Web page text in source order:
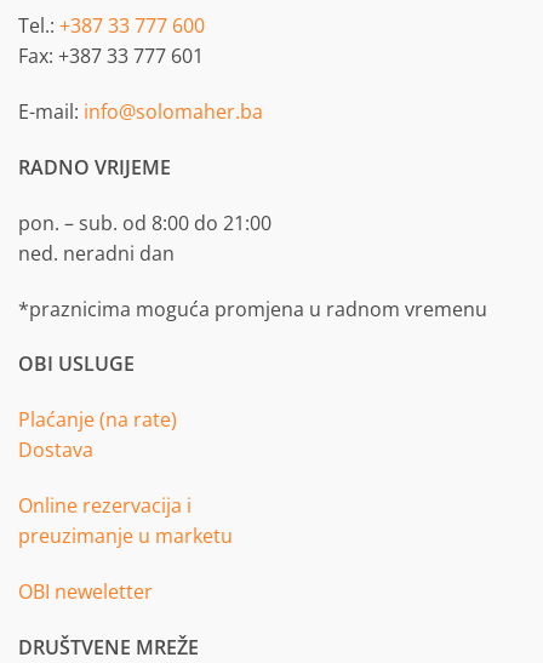
Tel.: +387 33 777 600
Fax: +387 33 777 601
E-mail: info@solomaher.ba
RADNO VRIJEME
pon. – sub. od 8:00 do 21:00
ned. neradni dan
*praznicima moguća promjena u radnom vremenu
OBI USLUGE
Plaćanje (na rate)
Dostava
Online rezervacija i
preuzimanje u marketu
OBI neweletter
DRUŠTVENE MREŽE